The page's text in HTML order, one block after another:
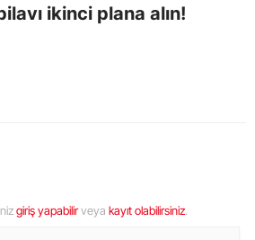
ikinci plana alın!
giriş yapabilirveya kayıt olabilirsiniz.